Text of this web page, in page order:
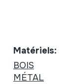
Matériels:
BOIS
MÉTAL